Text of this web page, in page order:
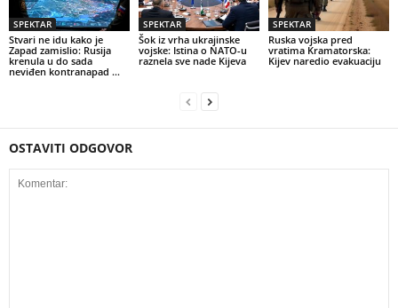
SPEKTAR
Stvari ne idu kako je
Zapad zamislio: Rusija
krenula u do sada
neviđen kontranapad …
SPEKTAR
Šok iz vrha ukrajinske
vojske: Istina o NATO-u
raznela sve nade Kijeva
SPEKTAR
Ruska vojska pred
vratima Kramatorska:
Kijev naredio evakuaciju
OSTAVITI ODGOVOR